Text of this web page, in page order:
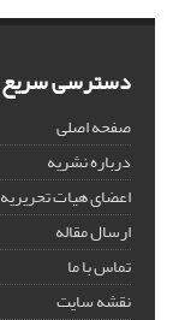
دسترسی سریع
صفحه اصلی
درباره نشریه
اعضای هیات تحریریه
ارسال مقاله
تماس با ما
نقشه سایت